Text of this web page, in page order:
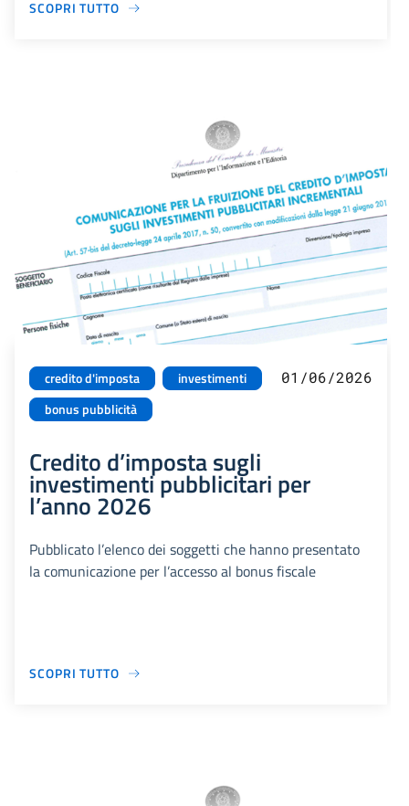
SCOPRI TUTTO
credito d'imposta
investimenti
bonus pubblicità
01/06/2026
Credito d’imposta sugli
investimenti pubblicitari per
l’anno 2026
Pubblicato l’elenco dei soggetti che hanno presentato
la comunicazione per l’accesso al bonus fiscale
SCOPRI TUTTO